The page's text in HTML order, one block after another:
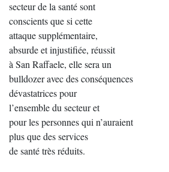
secteur de la santé sont
conscients que si cette
attaque supplémentaire,
absurde et injustifiée, réussit
à San Raffaele, elle sera un
bulldozer avec des conséquences
dévastatrices pour
l’ensemble du secteur et
pour les personnes qui n’auraient
plus que des services
de santé très réduits.